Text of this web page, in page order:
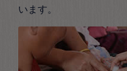
います。